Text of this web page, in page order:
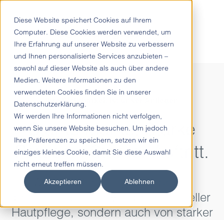
Diese Website speichert Cookies auf Ihrem
Computer. Diese Cookies werden verwendet, um
Ihre Erfahrung auf unserer Website zu verbessern
und Ihnen personalisierte Services anzubieten –
sowohl auf dieser Website als auch über andere
Medien. Weitere Informationen zu den
verwendeten Cookies finden Sie in unserer
Datenschutzerklärung.
Wir werden Ihre Informationen nicht verfolgen,
wenn Sie unsere Website besuchen. Um jedoch
Ihre Präferenzen zu speichern, setzen wir ein
einziges kleines Cookie, damit Sie diese Auswahl
nicht erneut treffen müssen.
Akzeptieren Ablehnen
Ihre Sichtbarkeit ist unser Anliegen
Starke Marke. Starke
Präsenz. Starker Auftritt.
Wer mit Dermalogica arbeitet,
profitiert nicht nur von professioneller
Hautpflege, sondern auch von starker